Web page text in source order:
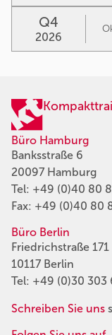
Q4
2026
Büro Hamburg
Banksstraße 6
20097 Hamburg
Tel: +49 (0)40 80
Fax: +49 (0)40 80
Büro Berlin
Friedrichstraße 171
10117 Berlin
Tel: +49 (0)30 303
Schreiben Sie uns